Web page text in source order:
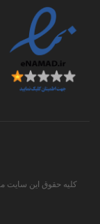
کلیه حقوق این سایت